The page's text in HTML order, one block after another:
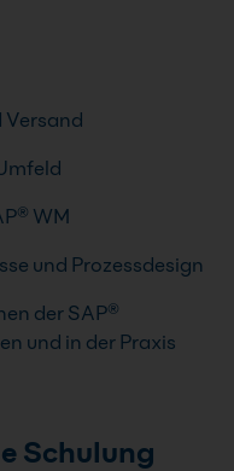
Versand
WM
und Prozessdesign
der SAP®
und in der Praxis
Schulung